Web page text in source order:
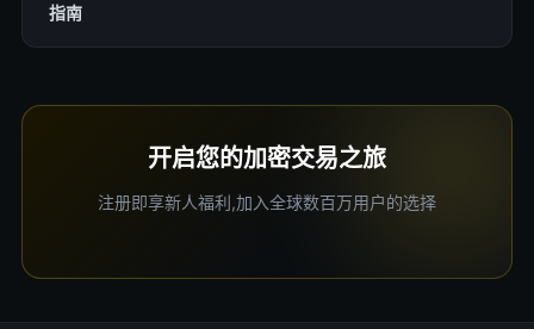
指南
开启您的加密交易之旅
注册即享新人福利,加入全球数百万用户的选择